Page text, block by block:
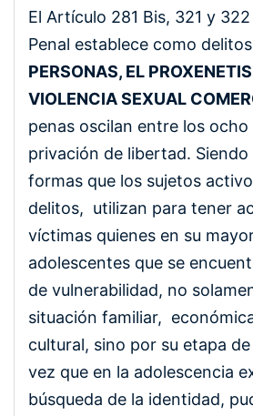
El Artículo 281 Bis, 321 y
Penal establece como
PERSONAS, EL
VIOLENCIA SEXUAL
penas oscilan entre los ocho
privación de libertad. Siendo
formas que los sujetos
delitos, utilizan para tener
víctimas quienes en su
adolescentes que se
de vulnerabilidad, no
situación familiar,
cultural, sino por su etapa
vez que en la adolescencia
búsqueda de la identidad,